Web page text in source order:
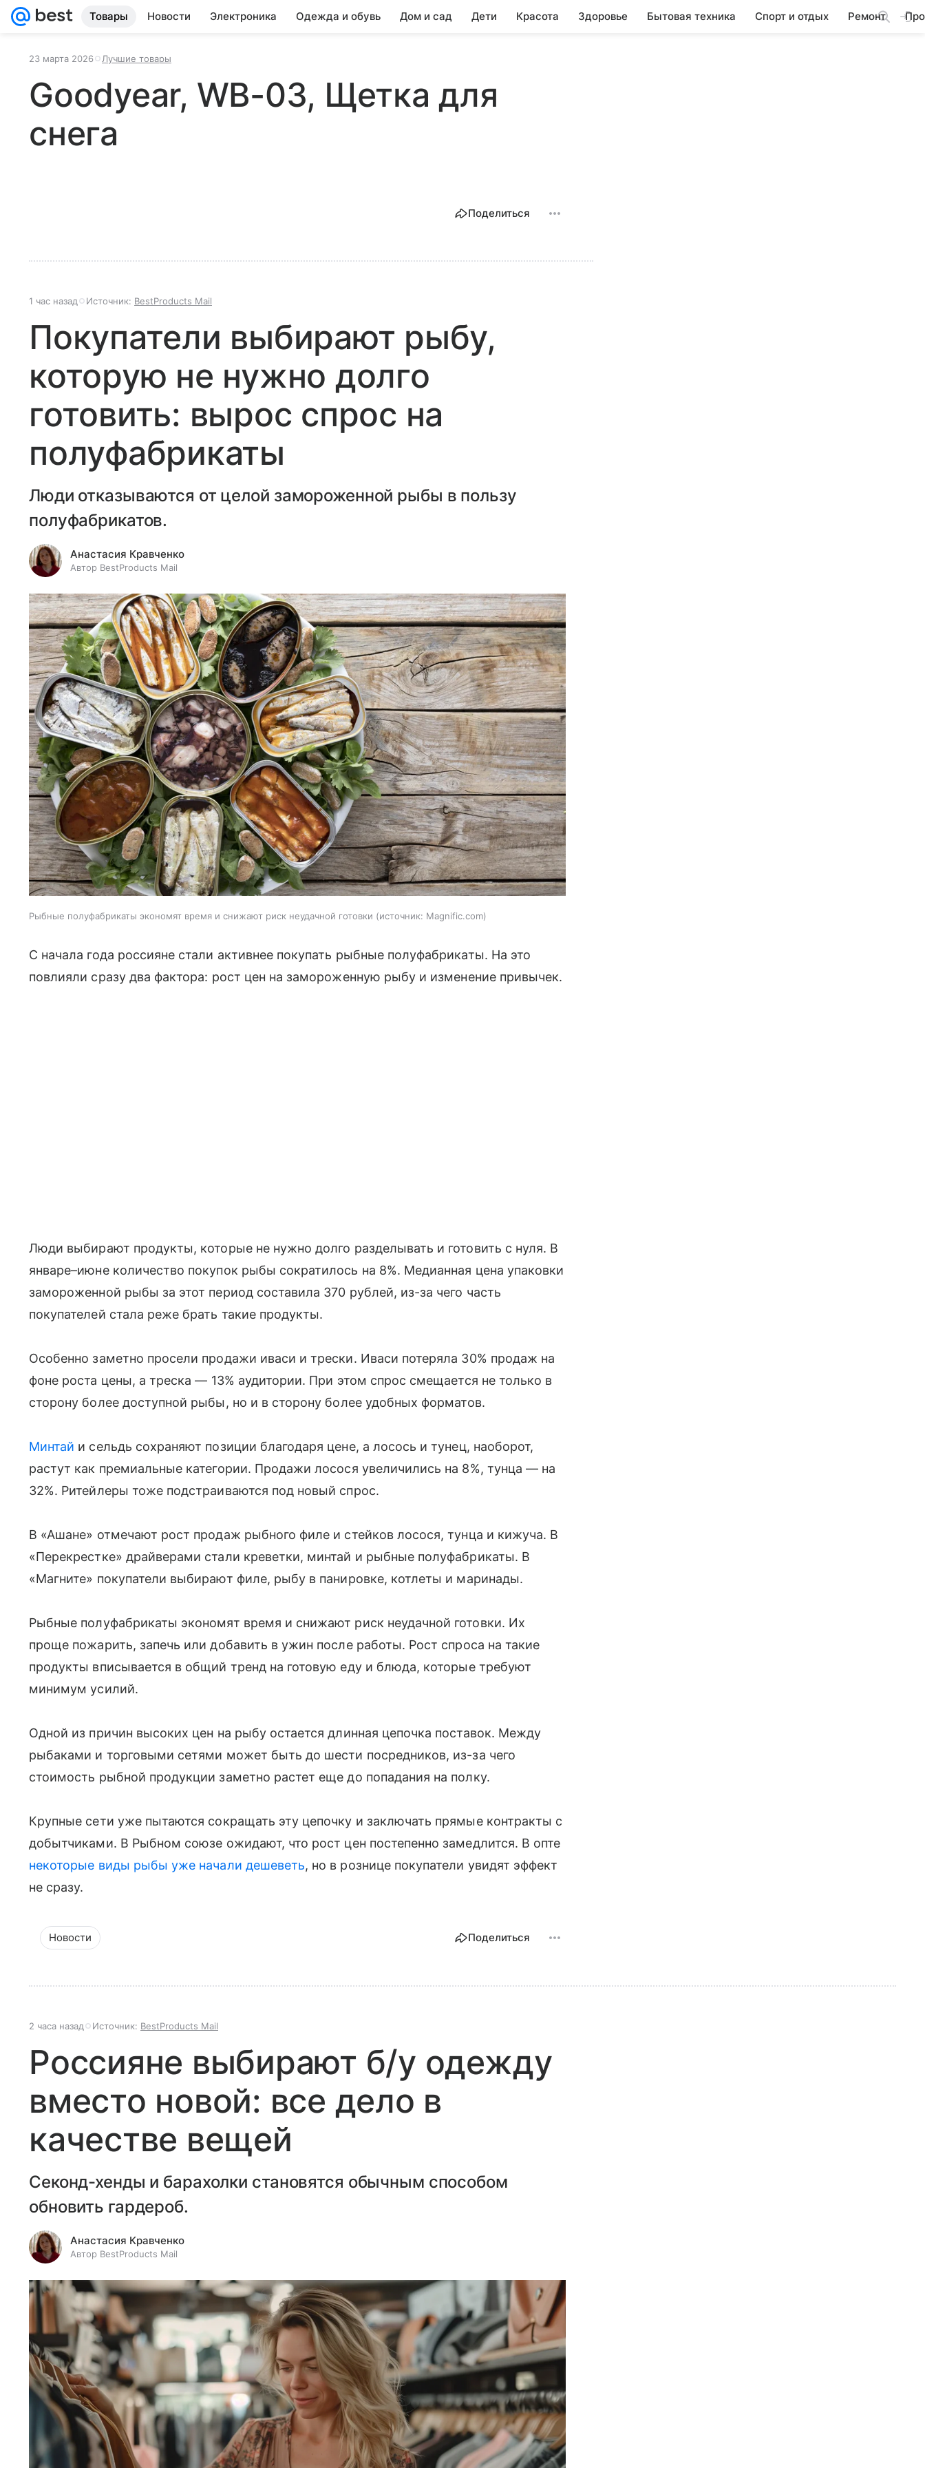
Товары Новости Электроника Одежда и обувь Дом и сад Дети Красота Здоровье Бытовая техника Спорт и отдых Ремонт
23 марта 2026 Лучшие товары
Goodyear, WB-03, Щетка для
снега
Поделиться
1 час назад Источник: BestProducts Mail
Покупатели выбирают рыбу,
которую не нужно долго
готовить: вырос спрос на
полуфабрикаты
Люди отказываются от целой замороженной рыбы в пользу
полуфабрикатов.
Анастасия Кравченко
Автор BestProducts Mail
Рыбные полуфабрикаты экономят время и снижают риск неудачной готовки источник: Magnific.com
С начала года россияне стали активнее покупать рыбные полуфабрикаты. На это
повлияли сразу два фактора: рост цен на замороженную рыбу и изменение привычек.
Люди выбирают продукты, которые не нужно долго разделывать и готовить с нуля. В
январе–июне количество покупок рыбы сократилось на 8%. Медианная цена упаковки
замороженной рыбы за этот период составила 370 рублей, из-за чего часть
покупателей стала реже брать такие продукты.
Особенно заметно просели продажи иваси и трески. Иваси потеряла 30% продаж на
фоне роста цены, а треска — 13% аудитории. При этом спрос смещается не только в
сторону более доступной рыбы, но и в сторону более удобных форматов.
Минтай и сельдь сохраняют позиции благодаря цене, а лосось и тунец, наоборот,
растут как премиальные категории. Продажи лосося увеличились на 8%, тунца — на
32%. Ритейлеры тоже подстраиваются под новый спрос.
В «Ашане» отмечают рост продаж рыбного филе и стейков лосося, тунца и кижуча. В
«Перекрестке» драйверами стали креветки, минтай и рыбные полуфабрикаты. В
«Магните» покупатели выбирают филе, рыбу в панировке, котлеты и маринады.
Рыбные полуфабрикаты экономят время и снижают риск неудачной готовки. Их
проще пожарить, запечь или добавить в ужин после работы. Рост спроса на такие
продукты вписывается в общий тренд на готовую еду и блюда, которые требуют
минимум усилий.
Одной из причин высоких цен на рыбу остается длинная цепочка поставок. Между
рыбаками и торговыми сетями может быть до шести посредников, из-за чего
стоимость рыбной продукции заметно растет еще до попадания на полку.
Крупные сети уже пытаются сокращать эту цепочку и заключать прямые контракты с
добытчиками. В Рыбном союзе ожидают, что рост цен постепенно замедлится. В опте
некоторые виды рыбы уже начали дешеветь, но в рознице покупатели увидят эффект
не сразу.
Новости Поделиться
2 часа назад Источник: BestProducts Mail
Россияне выбирают б/у одежду
вместо новой: все дело в
качестве вещей
Секонд-хенды и барахолки становятся обычным способом
обновить гардероб.
Анастасия Кравченко
Автор BestProducts Mail